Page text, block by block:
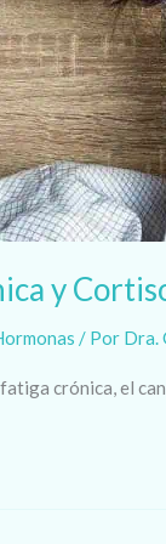
y
/ Por Dra.
crónica, el